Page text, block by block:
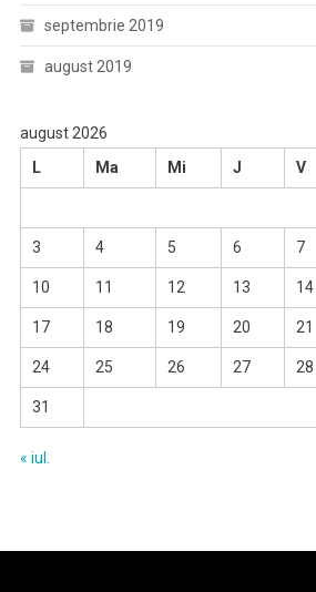
septembrie 2019
august 2019
august 2026
L
Ma Mi J V
3 4 5 6 7
10 11 12 13 14
17 18 19 20 21
24 25 26 27 28
31
« iul.